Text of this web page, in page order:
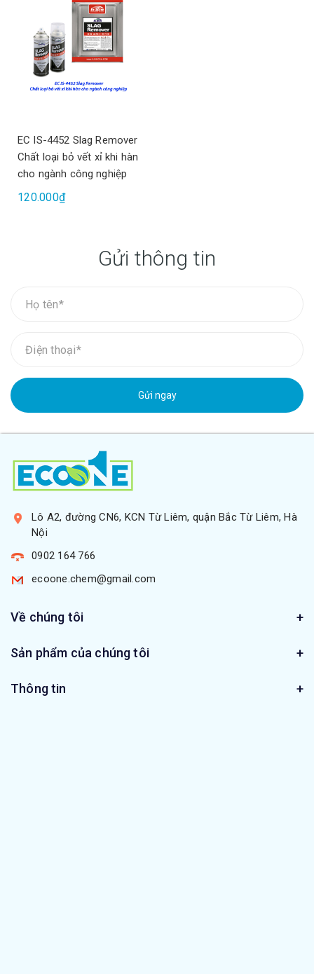
EC IS-4452 Slag Remover
Chất loại bỏ vết xỉ khi hàn
cho ngành công nghiệp
120.000₫
Gửi thông tin
Gửi ngay
Lô A2, đường CN6, KCN Từ Liêm, quận Bắc Từ Liêm, Hà
Nội
0902 164 766
ecoone.chem@gmail.com
Về chúng tôi
Sản phẩm của chúng tôi
Thông tin